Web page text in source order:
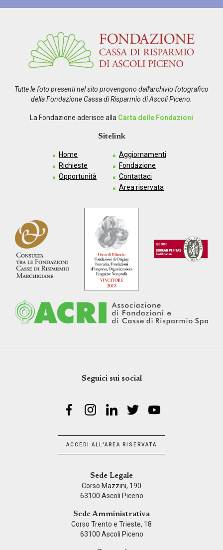
Tutte le foto presenti nel sito provengono dall'archivio fotografico
della Fondazione Cassa di Risparmio di Ascoli Piceno.
La Fondazione aderisce alla Carta delle Fondazioni
Sitelink
Home
Richieste
Opportunità
Aggiornamenti
Fondazione
Contattaci
Area riservata
Seguici sui social
ACCEDI ALL'AREA RISERVATA
Sede Legale
Corso Mazzini, 190
63100 Ascoli Piceno
Sede Amministrativa
Corso Trento e Trieste, 18
63100 Ascoli Piceno